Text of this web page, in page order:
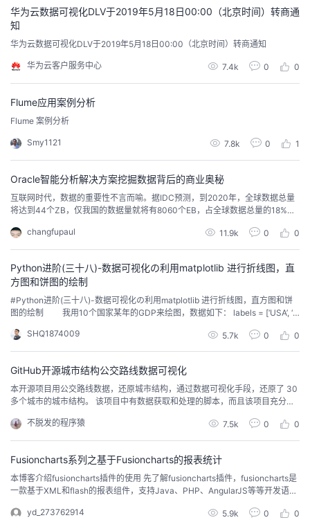
华为云数据可视化DLV于2019年5月18日00:00（北京时间）转商通
知
华为云数据可视化DLV于2019年5月18日00:00（北京时间）转商通知
华为云客户服务中心 7.4k 0 0
Flume应用案例分析
Flume 案例分析
Smy1121 7.8k 0 1
Oracle智能分析解决方案挖掘数据背后的商业奥秘
互联网时代，数据的重要性不言而喻。据IDC预测，到2020年，全球数据总量
将达到44个ZB，仅我国的数据量就将有8060个EB，占全球数据总量的18%。
资源视为一种基础性或战略性资源，从而越来越重视海量数据背后蕴藏的无限
潜力。这些来自内部和外部的数据，可以更好地帮助企业模拟生产、把握行业
changfupaul 11.9k 0 0
Python进阶(三十八)-数据可视化の利用matplotlib 进行折线图，直
方图和饼图的绘制
#Python进阶(三十八)-数据可视化の利用matplotlib 进行折线图，直方图和饼
图的绘制 我用10个国家某年的GDP来绘图，数据如下： labels = [‘USA’, ‘C
[1...
SHQ1874009 5.7k 0 0
GitHub开源城市结构公交路线数据可视化
本开源项目用公交路线数据，还原城市结构，通过数据可视化手段，还原了 30
多个城市的城市结构。 该项目中有数据获取和处理的脚本，而且该项目充分体
线修改脚本文件，实现数据可视化编程。 GitHub网址：https://github.com/co
nv1d/city-vein 在线体验：https:/...
不脱发的程序猿 7.5k 0 0
Fusioncharts系列之基于Fusioncharts的报表统计
本博客介绍fusioncharts插件的使用 先了解fusioncharts插件，fusioncharts是
一款基于XML和flash的报表组件，支持Java、PHP、AngularJS等等开发语
D和3D效果的图表，下面是官网和详细分类 官网：http://www.fusioncharts.c
yd_273762914 5.9k 0 0